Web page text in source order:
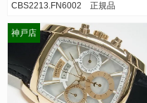
CBS2213.FN6002 正規品
神戸店